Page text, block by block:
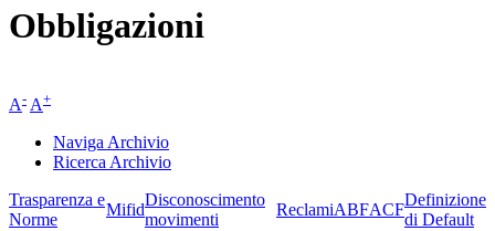
Obbligazioni
A- A+
Naviga Archivio
Ricerca Archivio
Trasparenza e
Norme
Mifid
Disconoscimento
movimenti
ReclamiABFACF
Definizione
di Default